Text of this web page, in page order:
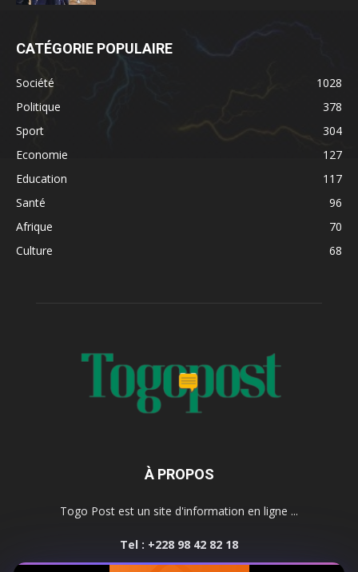
CATÉGORIE POPULAIRE
Société
1028
Politique
378
Sport
304
Economie
127
Education
117
Santé
96
Afrique
70
Culture
68
À PROPOS
Togo Post est un site d'information en ligne ...
Tel : +228 98 42 82 18